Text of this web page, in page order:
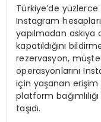
Türkiye’de
Instagram
yapılmadan askıya
kapatıldığını
rezervasyon,
operasyonlarını
için yaşanan erişim
platform
taşıdı.